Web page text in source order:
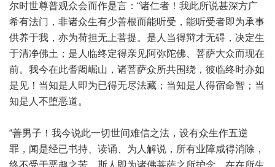
尔时世尊普观众会而作是言：“诸仁者！我此所说甚深方广
希有法门，非诸众生有少善根而能听受，能听受者即为承事
供养于我，亦为荷担无上菩提。是人当得辩才无碍，决定生
于清净佛土；是人临终定得亲见阿弥陀佛、菩萨大众而现在
前。我今在此耆阇崛山，诸菩萨众所共围绕，彼临终时亦如
是见！当知是人即为已得无尽法藏；当知是人得宿命智；当
知是人不堕恶道。
“善男子！我今说此一切世间难信之法，设有众生作五逆
罪，闻是经已书持、读诵、为人解说，所有业障咸得消除，
终不受于恶趣之苦，斯人即为诸佛菩萨之所护念，在在所生